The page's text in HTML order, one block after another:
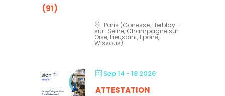
(91)
Paris (Gonesse, Herblay-
sur-Seine, Champagne sur
Oise, Lieusaint, Epone,
Wissous)
Sep 14 - 18 2026
ATTESTATION